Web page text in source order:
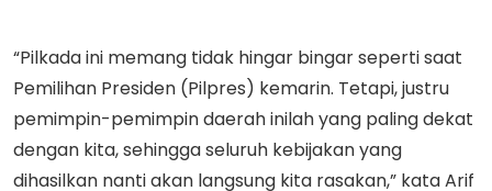
“Pilkada ini memang tidak hingar bingar seperti saat
Pemilihan Presiden (Pilpres) kemarin. Tetapi, justru
pemimpin-pemimpin daerah inilah yang paling dekat
dengan kita, sehingga seluruh kebijakan yang
dihasilkan nanti akan langsung kita rasakan,” kata Arif